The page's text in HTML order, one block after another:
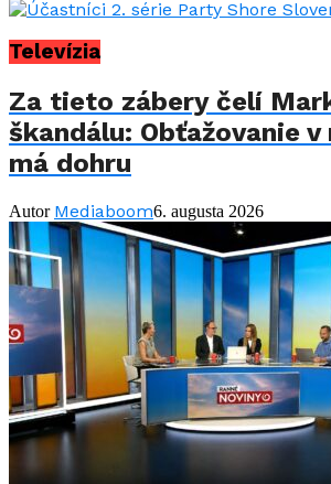
Televízia
Za tieto zábery čelí
škandálu: Obťažovanie
má dohru
Autor Mediaboom6. augusta 2026